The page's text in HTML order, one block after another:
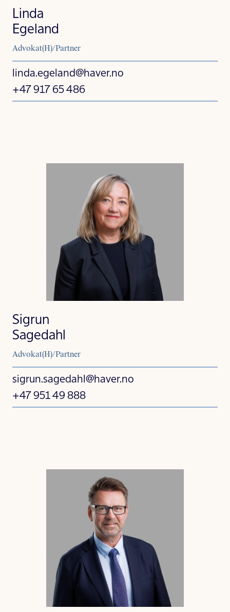
Linda
Egeland
Advokat(H)/Partner
linda.egeland@haver.no
+47 917 65 486
Sigrun
Sagedahl
Advokat(H)/Partner
sigrun.sagedahl@haver.no
+47 951 49 888